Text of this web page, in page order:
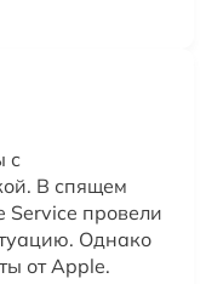
с
В спящем
Service провели
Однако
от Apple.